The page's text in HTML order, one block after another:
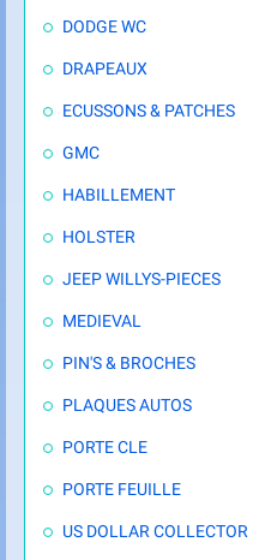
DODGE WC
DRAPEAUX
ECUSSONS & PATCHES
GMC
HABILLEMENT
HOLSTER
JEEP WILLYS-PIECES
MEDIEVAL
PIN'S & BROCHES
PLAQUES AUTOS
PORTE CLE
PORTE FEUILLE
US DOLLAR COLLECTOR